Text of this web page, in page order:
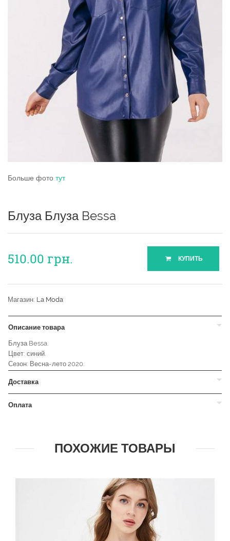
Больше фото тут
Блуза Блуза Bessa
510.00 грн. КУПИТЬ
Магазин: La Moda
Описание товара
Блуза Bessa.
Цвет: синий.
Сезон: Весна-лето 2020.
Доставка
Оплата
ПОХОЖИЕ ТОВАРЫ